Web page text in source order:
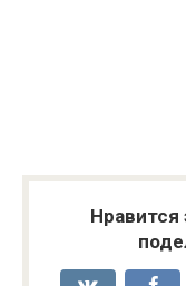
Нравится